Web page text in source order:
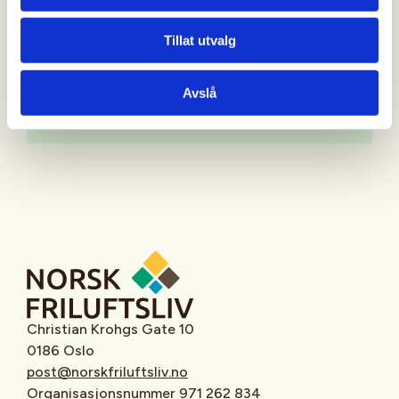
Tillat utvalg
Avslå
Christian Krohgs Gate 10
0186 Oslo
post@norskfriluftsliv.no
Organisasjonsnummer 971 262 834